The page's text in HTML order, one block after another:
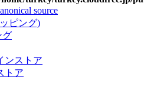
source
ピング)
グ
ンストア
トア